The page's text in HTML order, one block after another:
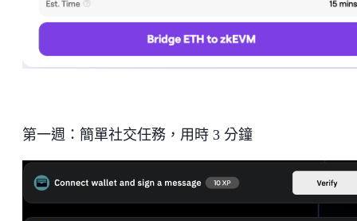
第一週：簡單社交任務，用時 3 分鐘